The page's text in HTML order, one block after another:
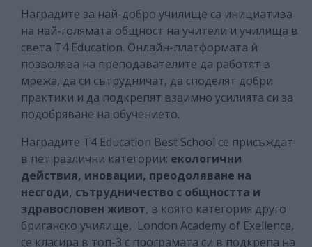
Наградите за най-добро училище са инициатива
на най-голямата общност на учители и училища в
света T4 Education. Онлайн-платформата ѝ
позволява на преподавателите да работят в
мрежа, да си сътрудничат, да споделят добри
практики и да подкрепят взаимно усилията си за
подобряване на обучението.
Наградите T4 Education Best School се присъждат
в пет различни категории: екологични
действия, иновации, преодоляване на
несгоди, сътрудничество с общността и
здравословен живот, в която категория друго
бриганско училище, London Academy of Exellence,
се класира в топ-3 с програмата си в подкрепа на